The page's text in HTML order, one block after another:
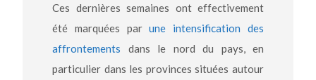
Ces dernières semaines ont effectivement
été marquées parune intensification des
affrontements dans le nord du pays, en
particulier dans les provinces situées autour